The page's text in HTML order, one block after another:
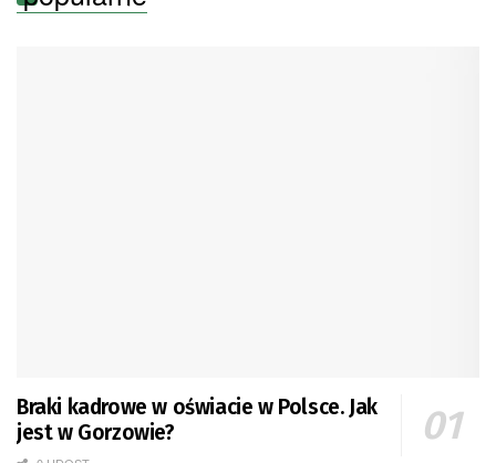
Braki kadrowe w oświacie w Polsce. Jak
jest w Gorzowie?